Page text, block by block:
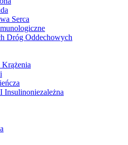
Serca
Dróg Oddechowych
Krążenia
Insulinoniezależna